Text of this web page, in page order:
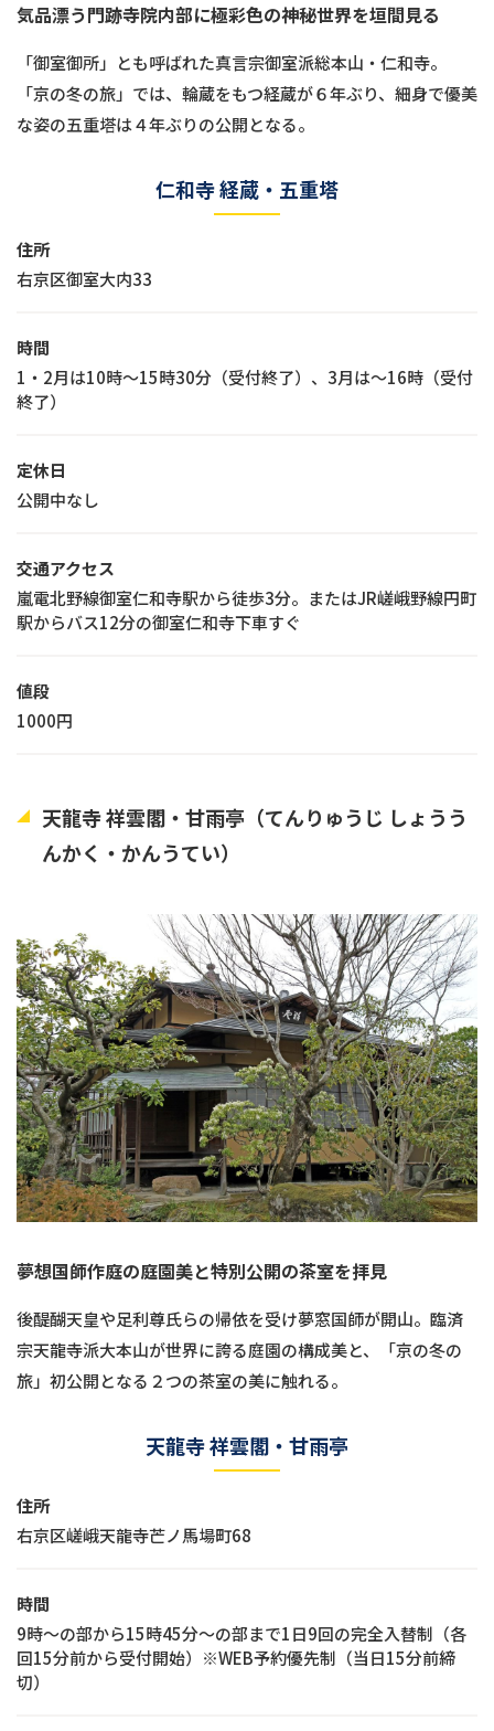
気品漂う門跡寺院内部に極彩色の神秘世界を垣間見る
「御室御所」とも呼ばれた真言宗御室派総本山・仁和寺。
「京の冬の旅」では、輪蔵をもつ経蔵が６年ぶり、細身で優美
な姿の五重塔は４年ぶりの公開となる。
仁和寺 経蔵・五重塔
住所
右京区御室大内33
時間
1・2月は10時～15時30分（受付終了）、3月は～16時（受付
終了）
定休日
公開中なし
交通アクセス
嵐電北野線御室仁和寺駅から徒歩3分。またはJR嵯峨野線円町
駅からバス12分の御室仁和寺下車すぐ
値段
1000円
天龍寺 祥雲閣・甘雨亭（てんりゅうじ しょうう
んかく・かんうてい）
夢想国師作庭の庭園美と特別公開の茶室を拝見
後醍醐天皇や足利尊氏らの帰依を受け夢窓国師が開山。臨済
宗天龍寺派大本山が世界に誇る庭園の構成美と、「京の冬の
旅」初公開となる２つの茶室の美に触れる。
天龍寺 祥雲閣・甘雨亭
住所
右京区嵯峨天龍寺芒ノ馬場町68
時間
9時～の部から15時45分～の部まで1日9回の完全入替制（各
回15分前から受付開始）※WEB予約優先制（当日15分前締
切）